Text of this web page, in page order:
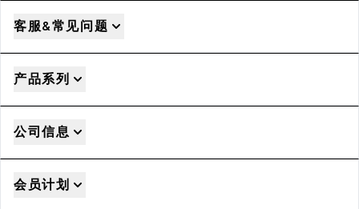
客服&常见问题
产品系列
公司信息
会员计划